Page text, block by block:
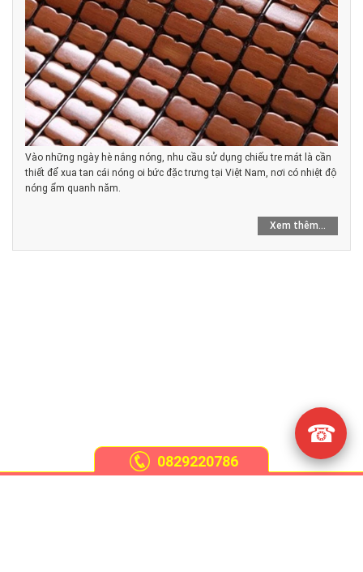
Vào những ngày hè nắng nóng, nhu cầu sử dụng chiếu tre mát là cần
thiết để xua tan cái nóng oi bức đặc trưng tại Việt Nam, nơi có nhiệt độ
nóng ẩm quanh năm.
Xem thêm...
0829220786
☎